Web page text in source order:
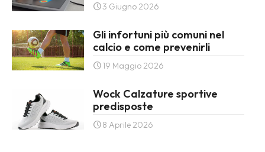
3 Giugno 2026
Gli infortuni più comuni nel
calcio e come prevenirli
19 Maggio 2026
Wock Calzature sportive
predisposte
8 Aprile 2026